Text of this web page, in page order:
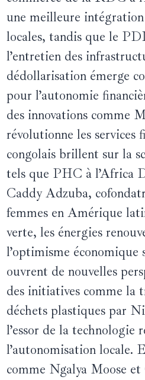
une meilleure
locales, tandis que le
l’entretien des
dédollarisation émerge
pour l’autonomie
des innovations comme
révolutionne les services
congolais brillent sur la
tels que PHC à l’Africa
Caddy Adzuba,
femmes en Amérique
verte, les énergies
l’optimisme
ouvrent de nouvelles
des initiatives comme la
déchets plastiques par
l’essor de la technologie
l’autonomisation locale.
comme Ngalya Moose